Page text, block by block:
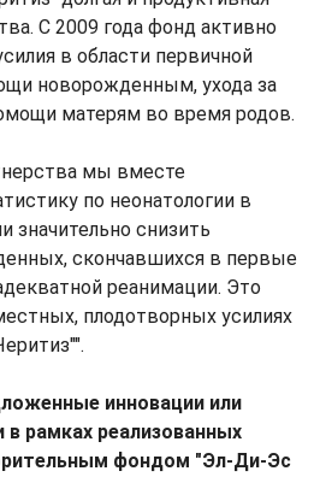
С 2009 года фонд активно
в области первичной
новорожденным, ухода за
матерям во время родов.
мы вместе
по неонатологии в
значительно снизить
скончавшихся в первые
реанимации. Это
плодотворных усилиях
инновации или
рамках реализованных
фондом "Эл-Ди-Эс